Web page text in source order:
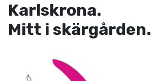
Karlskrona.
Mitt i skärgården.